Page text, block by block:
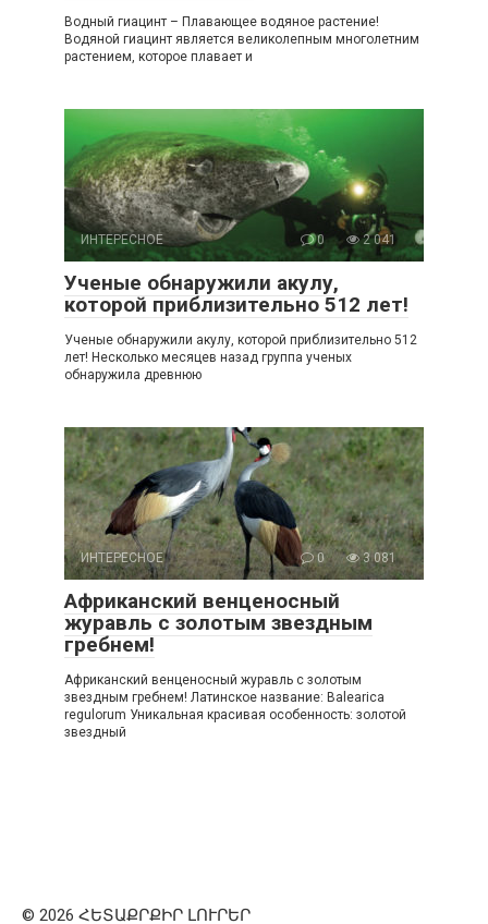
Водный гиацинт – Плавающее водяное растение!
Водяной гиацинт является великолепным многолетним
растением, которое плавает и
ИНТЕРЕСНОЕ 0 2 041
Ученые обнаружили акулу,
которой приблизительно 512 лет!
Ученые обнаружили акулу, которой приблизительно 512
лет! Несколько месяцев назад группа ученых
обнаружила древнюю
ИНТЕРЕСНОЕ 0 3 081
Африканский венценосный
журавль с золотым звездным
гребнем!
Африканский венценосный журавль с золотым
звездным гребнем! Латинское название: Balearica
regulorum Уникальная красивая особенность: золотой
звездный
© 2026 ՀԵՏԱՔՐՔԻՐ ԼՈՒՐԵՐ